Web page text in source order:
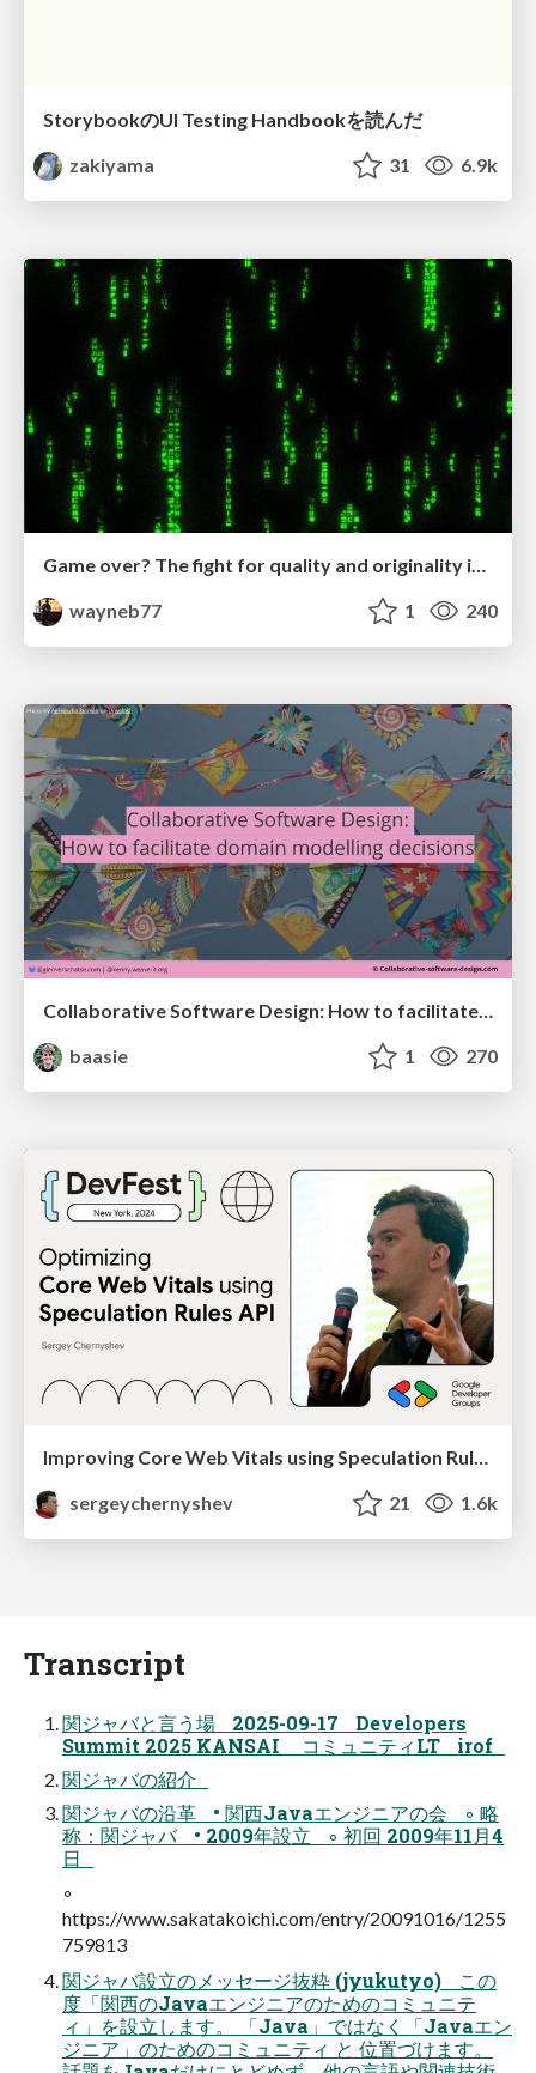
StorybookのUI Testing Handbookを読んだ
zakiyama
31 6.9k
Game over? The fight for quality and originality in the time of robots
wayneb77
1 240
Collaborative Software Design: How to facilitate domain modelling decisions
baasie
1 270
sergeychernyshev
21 1.6k
Transcript
関ジャバと言う場 2025-09-17 Developers
Summit 2025 KANSAI コミュニティLT irof
関ジャバの紹介
関ジャバの沿革 • 関西Javaエンジニアの会 ◦ 略
称：関ジャバ • 2009年設立 ◦ 初回 2009年11月4
日
◦
https://www.sakatakoichi.com/entry/20091016/1255
759813
関ジャバ設立のメッセージ抜粋 (jyukutyo) この
度「関西のJavaエンジニアのためのコミュニテ
ィ」を設立します。 「Java」ではなく「Javaエン
ジニア」のためのコミュニティ と 位置づけます。